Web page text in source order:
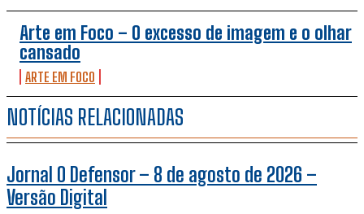
Arte em Foco – O excesso de imagem e o olhar
cansado
ARTE EM FOCO
NOTÍCIAS RELACIONADAS
Jornal O Defensor – 8 de agosto de 2026 –
Versão Digital